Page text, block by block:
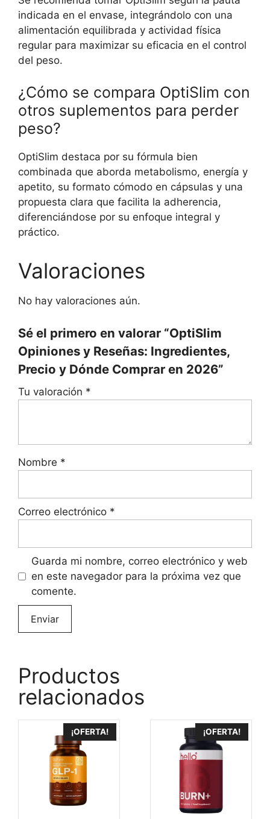
indicada en el envase, integrándolo con una
alimentación equilibrada y actividad física
regular para maximizar su eficacia en el control
del peso.
¿Cómo se compara OptiSlim con
otros suplementos para perder
peso?
OptiSlim destaca por su fórmula bien
combinada que aborda metabolismo, energía y
apetito, su formato cómodo en cápsulas y una
propuesta clara que facilita la adherencia,
diferenciándose por su enfoque integral y
práctico.
Valoraciones
No hay valoraciones aún.
Sé el primero en valorar “OptiSlim
Opiniones y Reseñas: Ingredientes,
Precio y Dónde Comprar en 2026”
Tu valoración *
Nombre *
Correo electrónico *
Guarda mi nombre, correo electrónico y web
en este navegador para la próxima vez que
comente.
Productos
relacionados
¡OFERTA! ¡OFERTA!
Comprar optislim